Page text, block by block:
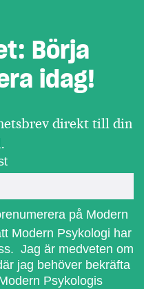
Börja
idag!
direkt till din
på Modern
Modern Psykologi har
Jag är medveten om
jag behöver bekräfta
Psykologis